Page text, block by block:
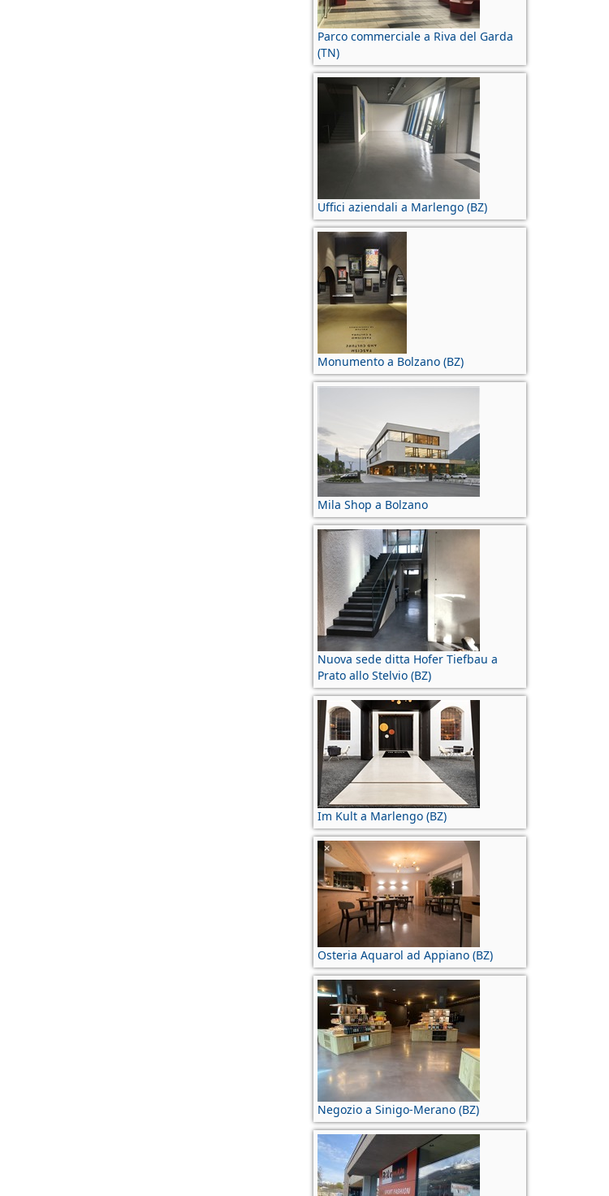
Parco commerciale a Riva del Garda
(TN)
Uffici aziendali a Marlengo (BZ)
Monumento a Bolzano (BZ)
Mila Shop a Bolzano
Nuova sede ditta Hofer Tiefbau a
Prato allo Stelvio (BZ)
Im Kult a Marlengo (BZ)
Osteria Aquarol ad Appiano (BZ)
Negozio a Sinigo-Merano (BZ)